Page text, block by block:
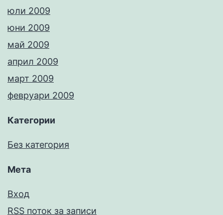
юли 2009
юни 2009
май 2009
април 2009
март 2009
февруари 2009
Категории
Без категория
Мета
Вход
RSS поток за записи